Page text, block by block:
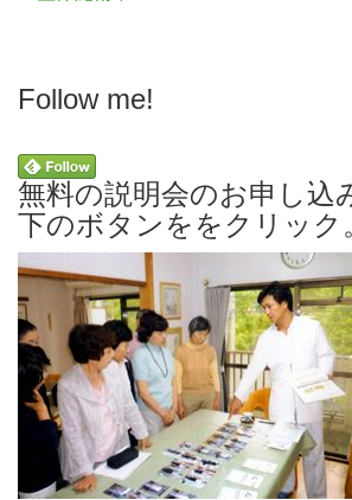
Follow me!
無料の説明会のお申し
下のボタンををクリック